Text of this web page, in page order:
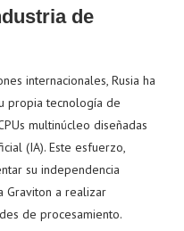
de
internacionales, Rusia ha
propia tecnología de
multinúcleo diseñadas
(IA). Este esfuerzo,
su independencia
Graviton a realizar
de procesamiento.